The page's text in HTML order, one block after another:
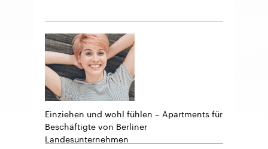
Einziehen und wohl fühlen – Apartments für
Beschäftigte von Berliner
Landesunternehmen